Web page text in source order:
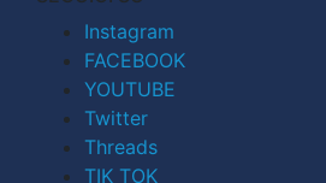
Instagram
FACEBOOK
YOUTUBE
Twitter
Threads
TIK TOK